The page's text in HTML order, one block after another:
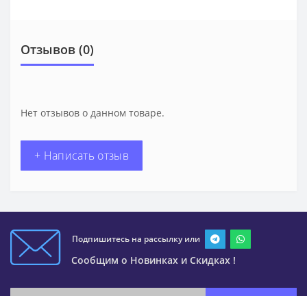
Отзывов (0)
Нет отзывов о данном товаре.
+ Написать отзыв
Подпишитесь на рассылку или
Сообщим о Новинках и Скидках !